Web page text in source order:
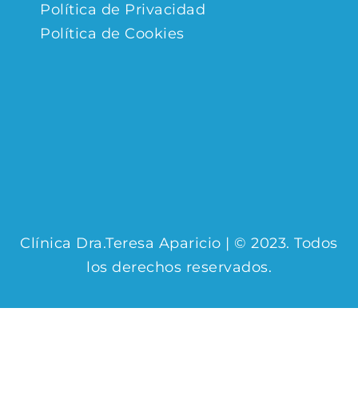
Política de Privacidad
Política de Cookies
Clínica Dra.Teresa Aparicio | © 2023. Todos
los derechos reservados.